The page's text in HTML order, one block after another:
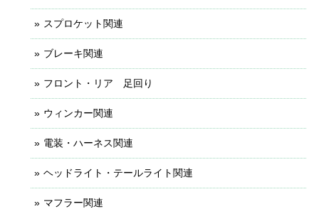
スプロケット関連
ブレーキ関連
フロント・リア 足回り
ウィンカー関連
電装・ハーネス関連
ヘッドライト・テールライト関連
マフラー関連